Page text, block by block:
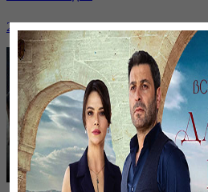
24 ноября, 20:44